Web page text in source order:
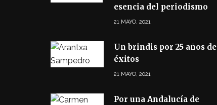
esencia del periodismo
21 MAYO, 2021
Un brindis por 25 años de
éxitos
21 MAYO, 2021
Por una Andalucía de